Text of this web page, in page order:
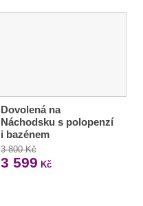
Dovolená na
Náchodsku s polopenzí
i bazénem
3 800 Kč
3 599 Kč